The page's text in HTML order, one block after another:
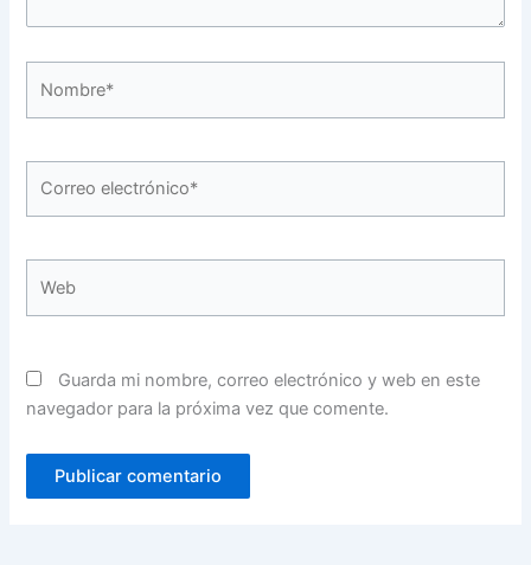
Guarda mi nombre, correo electrónico y web en este
navegador para la próxima vez que comente.